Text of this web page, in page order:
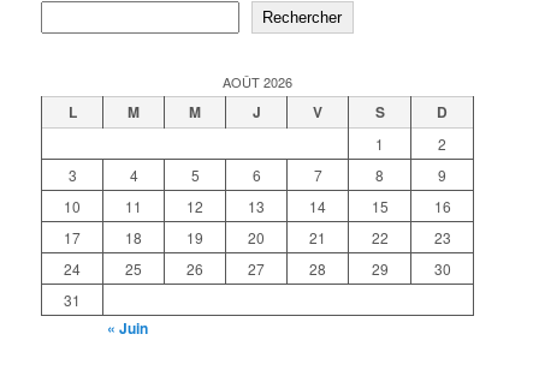
Rechercher
AOÛT 2026
L M M J V S D
1
2
3
4 5 6 7 8
9
10
11 12 13 14 15
16
17
18 19 20 21 22
23
24
25 26 27 28 29
30
31
« Juin